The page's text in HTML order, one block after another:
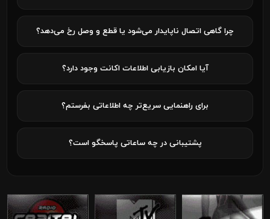
چرا گاهی اتصال ناپایدار می‌شود یا قطع و وصل رخ می‌دهد؟
آیا امکان بازیابی اطلاعات اکانت وجود دارد؟
برای راهنمایی سریع‌تر چه اطلاعاتی بفرستم؟
پشتیبانی در چه ساعاتی پاسخگو است؟